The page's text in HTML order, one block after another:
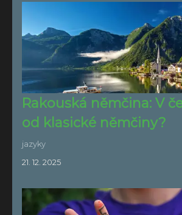
Rakouská němčina: V
od klasické němčiny?
jazyky
21. 12. 2025